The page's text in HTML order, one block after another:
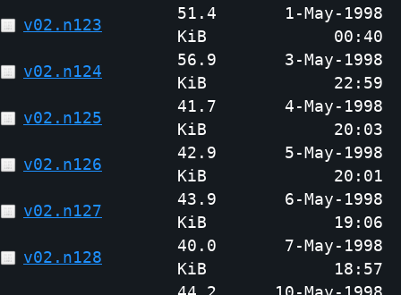
v02.n123
51.4
KiB
1-May-1998
00:40
v02.n124
56.9
KiB
3-May-1998
22:59
v02.n125
41.7
KiB
4-May-1998
20:03
v02.n126
42.9
KiB
5-May-1998
20:01
v02.n127
43.9
KiB
6-May-1998
19:06
v02.n128
40.0
KiB
7-May-1998
18:57